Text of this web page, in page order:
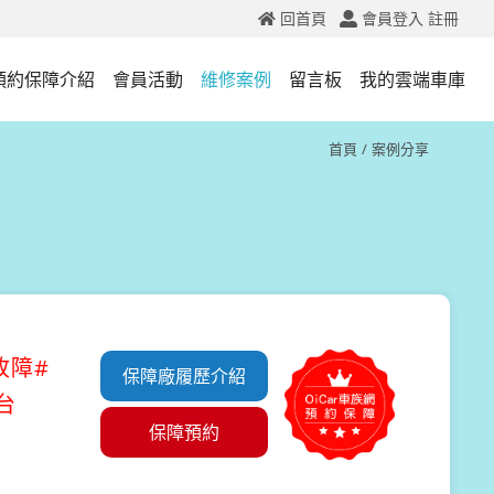
會員登入 註冊
回首頁
約保障介紹 會員活動 維修案例 留言板 我的雲端車庫
首頁 案例分享
障#
保障廠履歷介紹
保障預約